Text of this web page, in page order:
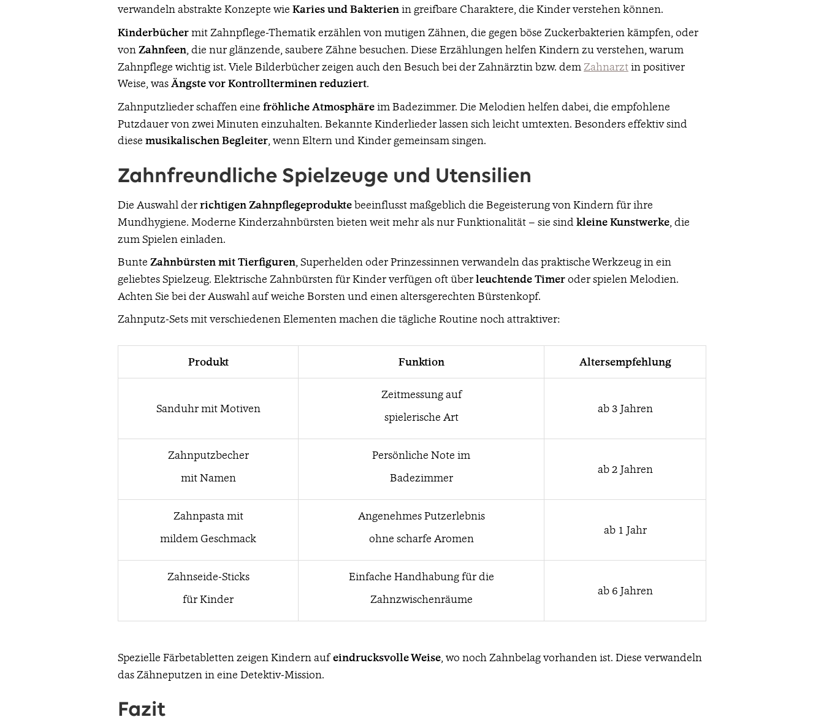
verwandeln abstrakte Konzepte wie Karies und Bakterienin greifbare Charaktere, die Kinder verstehen können.
Kinderbüchermit Zahnpflege-Thematik erzählen von mutigen Zähnen, die gegen böse Zuckerbakterien kämpfen, oder
vonZahnfeen, die nur glänzende, saubere Zähne besuchen. Diese Erzählungen helfen Kindern zu verstehen, warum
Zahnpflege wichtig ist. Viele Bilderbücher zeigen auch den Besuch bei der Zahnärztin bzw. demZahnarztin positiver
Weise, wasÄngste vor Kontrollterminen reduziert.
Zahnputzlieder schaffen eine fröhliche Atmosphäreim Badezimmer. Die Melodien helfen dabei, die empfohlene
Putzdauer von zwei Minuten einzuhalten. Bekannte Kinderlieder lassen sich leicht umtexten. Besonders effektiv sind
diese musikalischen Begleiter, wenn Eltern und Kinder gemeinsam singen.
Zahnfreundliche Spielzeuge und Utensilien
Die Auswahl derrichtigen Zahnpflegeproduktebeeinflusst maßgeblich die Begeisterung von Kindern für ihre
Mundhygiene. Moderne Kinderzahnbürsten bieten weit mehr als nur Funktionalität – sie sindkleine Kunstwerke, die
zum Spielen einladen.
Bunte Zahnbürsten mit Tierfiguren, Superhelden oder Prinzessinnen verwandeln das praktische Werkzeug in ein
geliebtes Spielzeug. Elektrische Zahnbürsten für Kinder verfügen oft überleuchtende Timeroder spielen Melodien.
Achten Sie bei der Auswahl auf weiche Borsten und einen altersgerechten Bürstenkopf.
Zahnputz-Sets mit verschiedenen Elementen machen die tägliche Routine noch attraktiver:
Produkt Funktion Altersempfehlung
Sanduhr mit Motiven
Zeitmessung auf
spielerische Art
ab 3 Jahren
Zahnputzbecher
mit Namen
Persönliche Note im
Badezimmer
ab 2 Jahren
Zahnpasta mit
mildem Geschmack
Angenehmes Putzerlebnis
ohne scharfe Aromen
ab 1 Jahr
Zahnseide-Sticks
für Kinder
Einfache Handhabung für die
Zahnzwischenräume
ab 6 Jahren
Spezielle Färbetabletten zeigen Kindern aufeindrucksvolle Weise, wo noch Zahnbelag vorhanden ist. Diese verwandeln
das Zähneputzen in eine Detektiv-Mission.
Fazit